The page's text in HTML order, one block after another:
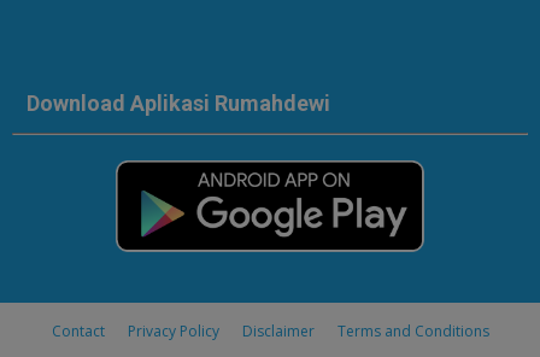
Download Aplikasi Rumahdewi
Contact Privacy Policy Disclaimer Terms and Conditions